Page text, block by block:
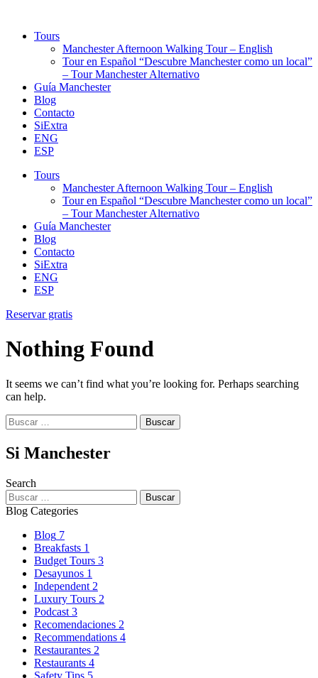
Tours
Manchester Afternoon Walking Tour – English
Tour en Español “Descubre Manchester como un local”
– Tour Manchester Alternativo
Guía Manchester
Blog
Contacto
SiExtra
ENG
ESP
Tours
Manchester Afternoon Walking Tour – English
Tour en Español “Descubre Manchester como un local”
– Tour Manchester Alternativo
Guía Manchester
Blog
Contacto
SiExtra
ENG
ESP
Reservar gratis
Nothing Found
It seems we can’t find what you’re looking for. Perhaps searching
can help.
Buscar:
Si Manchester
Search
Buscar:
Blog Categories
Blog 7
Breakfasts 1
Budget Tours 3
Desayunos 1
Independent 2
Luxury Tours 2
Podcast 3
Recomendaciones 2
Recommendations 4
Restaurantes 2
Restaurants 4
Safety Tips 5